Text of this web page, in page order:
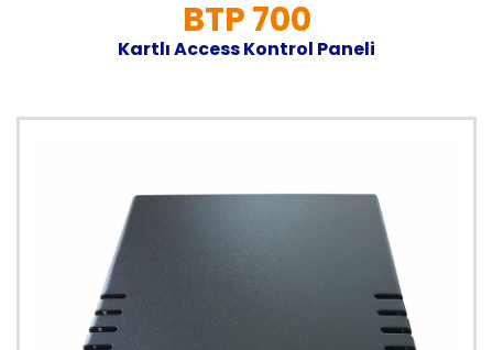
BTP 700
Kartlı Access Kontrol Paneli